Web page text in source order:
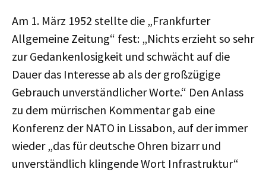
Am 1. März 1952 stellte die „Frankfurter
Allgemeine Zeitung“ fest: „Nichts erzieht so sehr
zur Gedankenlosigkeit und schwächt auf die
Dauer das Interesse ab als der großzügige
Gebrauch unverständlicher Worte.“ Den Anlass
zu dem mürrischen Kommentar gab eine
Konferenz der NATO in Lissabon, auf der immer
wieder „das für deutsche Ohren bizarr und
unverständlich klingende Wort Infrastruktur“